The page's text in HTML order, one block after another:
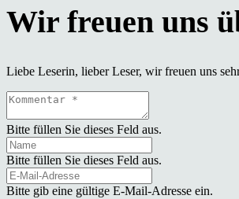
Liebe Leserin, lieber Leser, wir freuen uns
Bitte füllen Sie dieses Feld aus.
Bitte füllen Sie dieses Feld aus.
Bitte gib eine gültige E-Mail-Adresse ein.